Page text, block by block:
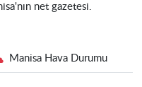
net gazetesi.
Manisa Hava Durumu